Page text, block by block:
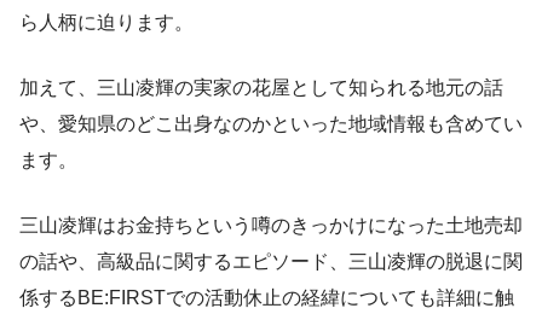
ら人柄に迫ります。
加えて、三山凌輝の実家の花屋として知られる地元の話
や、愛知県のどこ出身なのかといった地域情報も含めてい
ます。
三山凌輝はお金持ちという噂のきっかけになった土地売却
の話や、高級品に関するエピソード、三山凌輝の脱退に関
係するBE:FIRSTでの活動休止の経緯についても詳細に触